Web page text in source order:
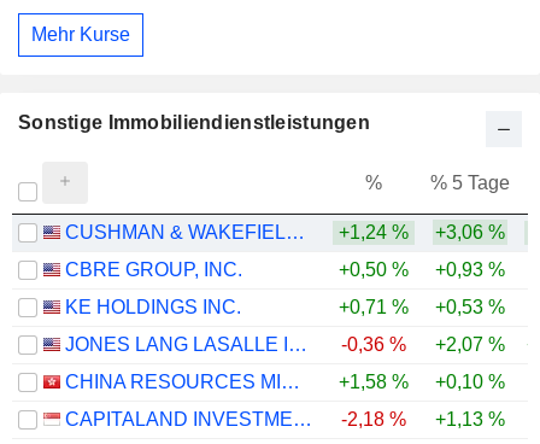
Mehr Kurse
Sonstige Immobiliendienstleistungen
% % 5 Tage
CUSHMAN & WAKEFIELD LIMITED +1,24 % +3,06 %
CBRE GROUP, INC.
+0,50 % +0,93 %
KE HOLDINGS INC.
+0,71 % +0,53 %
JONES LANG LASALLE INCORPORATED
-0,36 % +2,07 %
CHINA RESOURCES MIXC LIFESTYLE SERVICES LIMITED
+1,58 % +0,10 %
CAPITALAND INVESTMENT LIMITED
-2,18 % +1,13 %